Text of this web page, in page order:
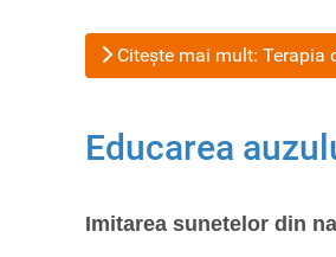
Citește mai mult: Terapia
Educarea
Imitarea sunetelor din